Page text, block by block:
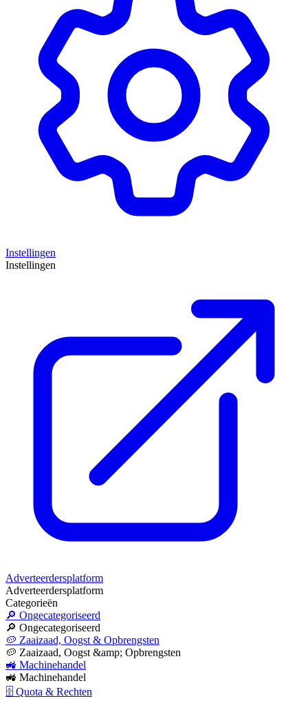
Instellingen
Instellingen
Adverteerdersplatform
Adverteerdersplatform
Categorieën
🔎 Ongecategoriseerd
🔎 Ongecategoriseerd
🥔 Zaaizaad, Oogst & Opbrengsten
🥔 Zaaizaad, Oogst &amp; Opbrengsten
🚜 Machinehandel
🚜 Machinehandel
🗄 Quota & Rechten